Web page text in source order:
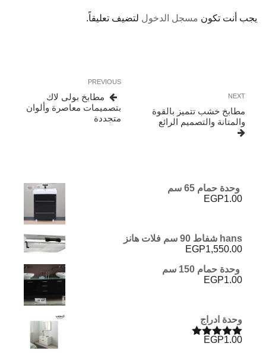
يجب أنت تكون مسجل الدخول لتضيف تعليقاً.
المقالات
Previous
Post
PREVIOUS
مطابخ بولى لاك
بتصميمات معاصرة وألوان
متجددة
Next
Post
NEXT
مطابخ خشب تتميز بالقوة
والمتانة والتصميم الرائع
وحدة حمام 65 سم
EGP1.00
hans شفاط 90 سم فلات هانز
EGP1,550.00
وحدة حمام 150 سم
EGP1.00
وحدة ادراج
تم التقييم
EGP1.00